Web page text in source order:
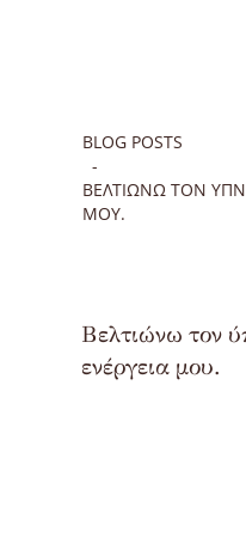
BLOG POSTS
ΒΕΛΤΙΏΝΩ ΤΟΝ
ΜΟΥ.
Βελτιώνω τον
ενέργεια μου.